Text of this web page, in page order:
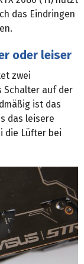
das Eindringen
oder leiser
zwei
Schalter auf der
ist das
das leisere
die Lüfter bei